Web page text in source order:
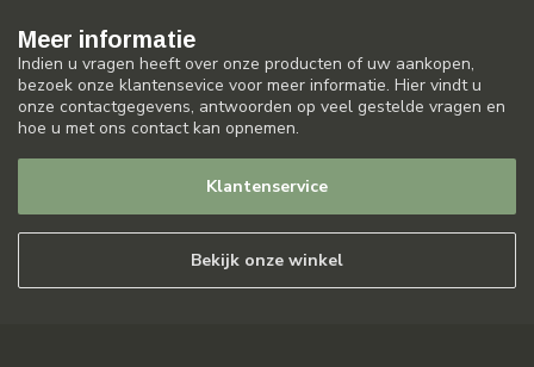
Meer informatie
Indien u vragen heeft over onze producten of uw aankopen,
bezoek onze klantensevice voor meer informatie. Hier vindt u
onze contactgegevens, antwoorden op veel gestelde vragen en
hoe u met ons contact kan opnemen.
Klantenservice
Bekijk onze winkel